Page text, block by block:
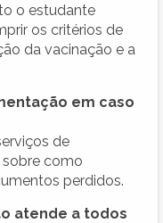
o estudante
os critérios de
da vacinação e a
em caso
de
como
perdidos.
atende a todos